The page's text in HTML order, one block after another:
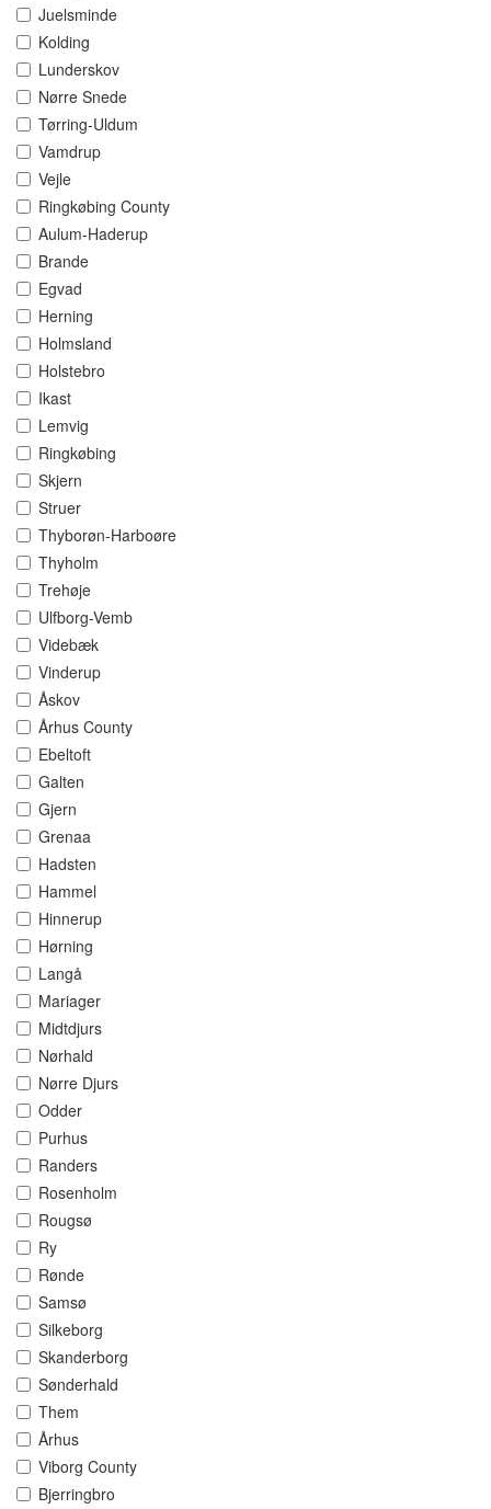
Juelsminde
Kolding
Lunderskov
Nørre Snede
Tørring-Uldum
Vamdrup
Vejle
Ringkøbing County
Aulum-Haderup
Brande
Egvad
Herning
Holmsland
Holstebro
Ikast
Lemvig
Ringkøbing
Skjern
Struer
Thyborøn-Harboøre
Thyholm
Trehøje
Ulfborg-Vemb
Videbæk
Vinderup
Åskov
Århus County
Ebeltoft
Galten
Gjern
Grenaa
Hadsten
Hammel
Hinnerup
Hørning
Langå
Mariager
Midtdjurs
Nørhald
Nørre Djurs
Odder
Purhus
Randers
Rosenholm
Rougsø
Ry
Rønde
Samsø
Silkeborg
Skanderborg
Sønderhald
Them
Århus
Viborg County
Bjerringbro